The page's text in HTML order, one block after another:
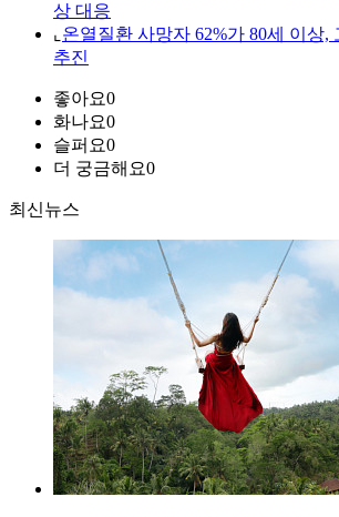
상 대응
⌞ 온열질환 사망자 62%가 80세 이상,
추진
좋아요0
화나요0
슬퍼요0
더 궁금해요0
최신뉴스